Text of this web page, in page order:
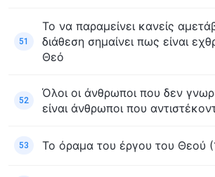
51
Το να παραμείνει κανείς
διάθεση σημαίνει πως είναι
Θεό
52
Όλοι οι άνθρωποι που δεν
είναι άνθρωποι που
53 Το όραμα του έργου του Θεού